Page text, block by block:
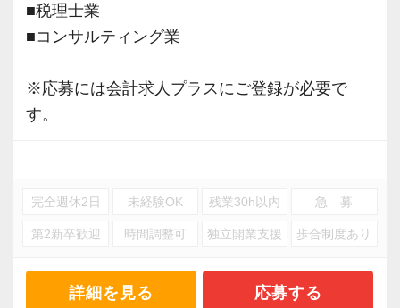
■税理士業
■コンサルティング業
※応募には会計求人プラスにご登録が必要で
す。
完全週休2日 未経験OK 残業30h以内 急 募
第2新卒歓迎 時間調整可 独立開業支援 歩合制度あり
詳細を見る 応募する